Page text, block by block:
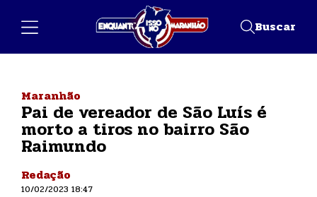
Buscar
Maranhão
Pai de vereador de São Luís é
morto a tiros no bairro São
Raimundo
Redação
10/02/2023 18:47